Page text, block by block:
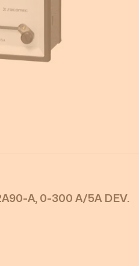
A, 0-300 A/5A DEV.